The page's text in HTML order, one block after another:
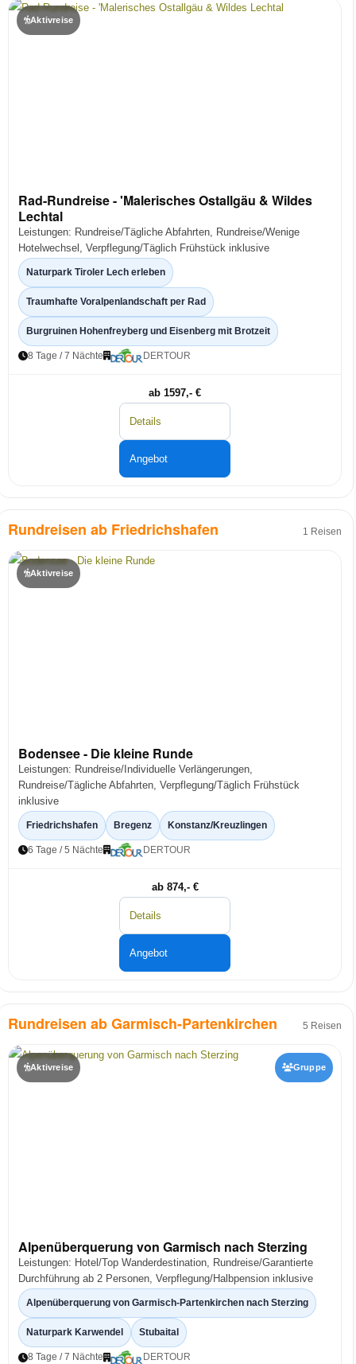
Aktivreise
Rad-Rundreise - 'Malerisches Ostallgäu & Wildes
Lechtal
Leistungen: Rundreise/Tägliche Abfahrten, Rundreise/Wenige
Hotelwechsel, Verpflegung/Täglich Frühstück inklusive
Naturpark Tiroler Lech erleben
Traumhafte Voralpenlandschaft per Rad
Burgruinen Hohenfreyberg und Eisenberg mit Brotzeit
8 Tage / 7 Nächte DERTOUR
ab 1597,- €
Details
Angebot
Rundreisen ab Friedrichshafen 1 Reisen
Aktivreise
Bodensee - Die kleine Runde
Leistungen: Rundreise/Individuelle Verlängerungen,
Rundreise/Tägliche Abfahrten, Verpflegung/Täglich Frühstück
inklusive
Friedrichshafen Bregenz Konstanz/Kreuzlingen
6 Tage / 5 Nächte DERTOUR
ab 874,- €
Details
Angebot
Rundreisen ab Garmisch-Partenkirchen 5 Reisen
Aktivreise Gruppe
Alpenüberquerung von Garmisch nach Sterzing
Leistungen: Hotel/Top Wanderdestination, Rundreise/Garantierte
Durchführung ab 2 Personen, Verpflegung/Halbpension inklusive
Alpenüberquerung von Garmisch-Partenkirchen nach Sterzing
Naturpark Karwendel Stubaital
8 Tage / 7 Nächte DERTOUR